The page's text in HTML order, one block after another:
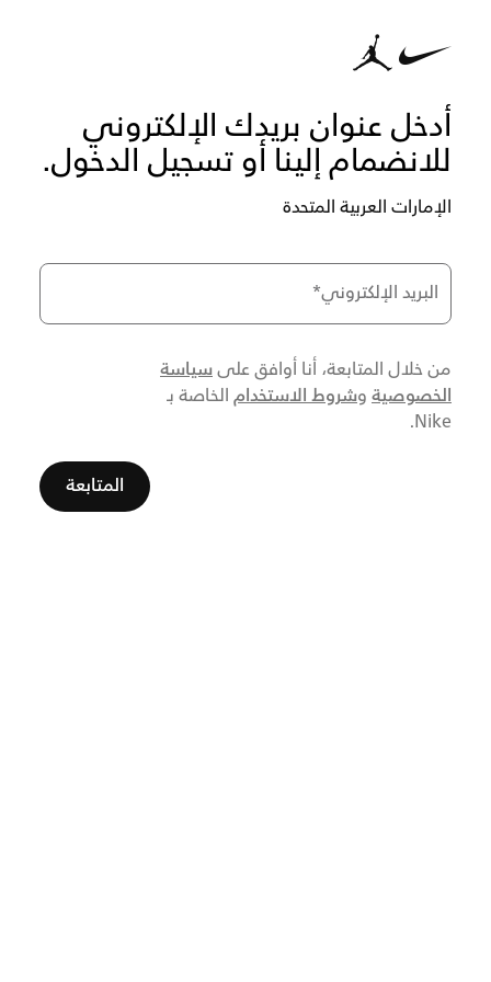
أدخل عنوان بريدك الإلكتروني
للانضمام إلينا أو تسجيل الدخول.
الإمارات العربية المتحدة
البريد الإلكتروني*
من خلال المتابعة، أنا أوافق علىسياسة
الخصوصية وشروط الاستخدام الخاصة بـ
Nike.
المتابعة